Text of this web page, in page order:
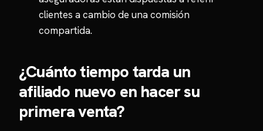
clientes a cambio de una comisión
compartida.
¿Cuánto tiempo tarda un
afiliado nuevo en hacer su
primera venta?